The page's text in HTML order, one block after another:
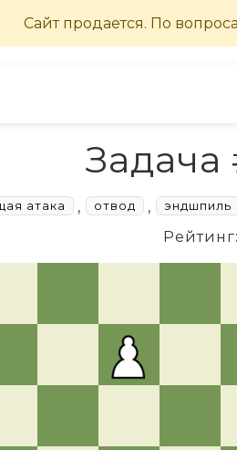
Задача
атака , отвод , эндшпиль